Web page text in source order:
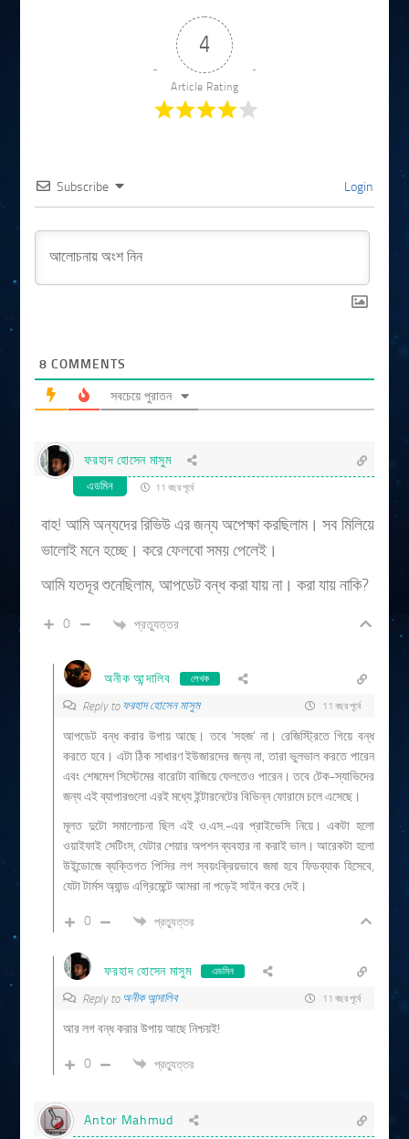
4
Article Rating
Subscribe Login
8 COMMENTS
সবচেয়ে পুরাতন
ফরহাদ হোসেন মাসুম
এডমিন 11 বছর পূর্বে
বাহ! আমি অন্যদের রিভিউ এর জন্য অপেক্ষা করছিলাম। সব মিলিয়ে
ভালোই মনে হচ্ছে। করে ফেলবো সময় পেলেই।
আমি যতদূর শুনেছিলাম, আপডেট বন্ধ করা যায় না। করা যায় নাকি?
0 প্রত্যুত্তর
অনীক আন্দালিব লেখক
Reply to ফরহাদ হোসেন মাসুম 11 বছর পূর্বে
আপডেট বন্ধ করার উপায় আছে। তবে ‘সহজ’ না। রেজিস্ট্রিতে গিয়ে বন্ধ
করতে হবে। এটা ঠিক সাধারণ ইউজারদের জন্য না, তারা ভুলভাল করতে পারেন
এবং শেষমেশ সিস্টেমের বারোটা বাজিয়ে ফেলতেও পারেন। তবে টেক-স্যাভিদের
জন্য এই ব্যাপারগুলো এরই মধ্যে ইন্টারনেটের বিভিন্ন ফোরামে চলে এসেছে।
মূলত দুটো সমালোচনা ছিল এই ও.এস.-এর প্রাইভেসি নিয়ে। একটা হলো
ওয়াইফাই সেটিংস, যেটার শেয়ার অপশন ব্যবহার না করাই ভাল। আরেকটা হলো
উইন্ডোজে ব্যক্তিগত পিসির লগ স্বয়ংক্রিয়ভাবে জমা হবে ফিডব্যাক হিসেবে,
যেটা টার্মস অ্যান্ড এগ্রিমেন্টে আমরা না পড়েই সাইন করে দেই।
0 প্রত্যুত্তর
ফরহাদ হোসেন মাসুম এডমিন
Reply to অনীক আন্দালিব 11 বছর পূর্বে
আর লগ বন্ধ করার উপায় আছে নিশ্চয়ই!
0 প্রত্যুত্তর
Antor Mahmud